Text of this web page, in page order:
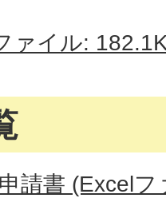
ァイル:
請書 (Excel